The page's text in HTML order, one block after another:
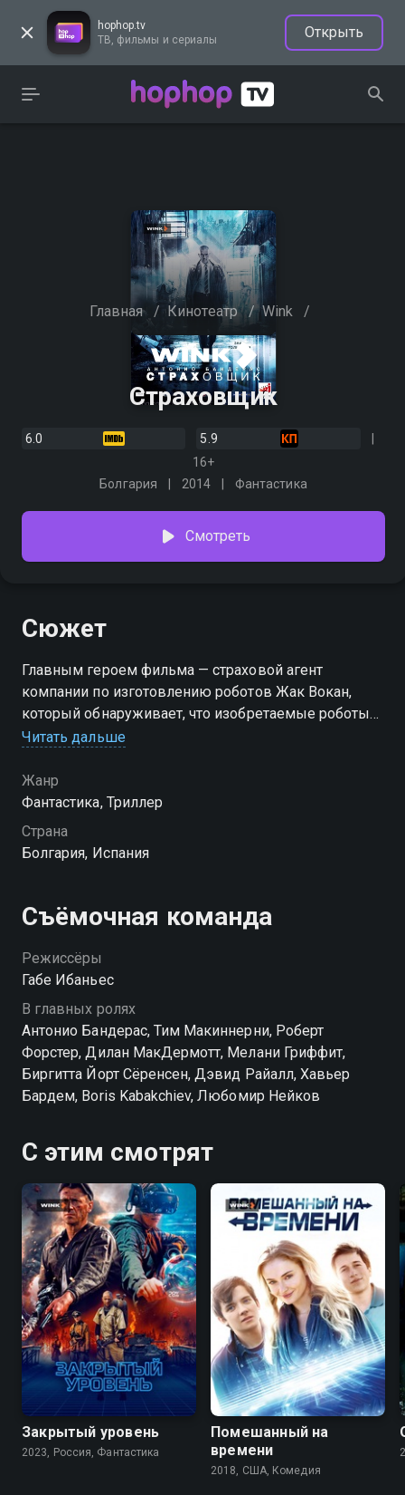
hophop.tv
ТВ, фильмы и сериалы
Открыть
Главная / Кинотеатр / Wink /
Страховщик
6.0
5.9
16+
Болгария
2014 Фантастика
Смотреть
Сюжет
Главным героем фильма — страховой агент
компании по изготовлению роботов Жак Вокан,
который обнаруживает, что изобретаемые роботы
создаются не для эксплуатации, а для истребления.
Читать дальше
Жанр
Фантастика, Триллер
Страна
Болгария, Испания
Съёмочная команда
Режиссёры
Габе Ибаньес
В главных ролях
Антонио Бандерас, Тим Макиннерни, Роберт
Форстер, Дилан МакДермотт, Мелани Гриффит,
Биргитта Йорт Сёренсен, Дэвид Райалл, Хавьер
Бардем, Boris Kabakchiev, Любомир Нейков
С этим смотрят
5.7
Закрытый уровень
2023, Россия, Фантастика
6.4 5.8
Помешанный на
времени
2018, США, Комедия